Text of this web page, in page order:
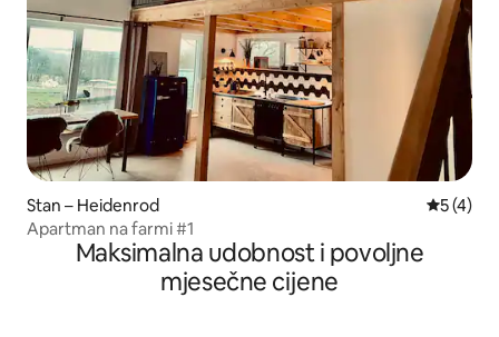
Stan – Heidenrod
5 (4)
Apartman na farmi #1
Maksimalna udobnost i povoljne
mjesečne cijene